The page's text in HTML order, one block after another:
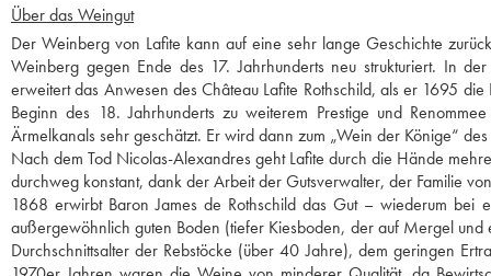
Über das Weingut
Der Weinberg von Lafite kann auf eine sehr lange Geschichte
Weinberg gegen Ende des 17. Jahrhunderts neu strukturiert. In
erweitert das Anwesen des Château Lafite Rothschild, als er 1695
Beginn des 18. Jahrhunderts zu weiterem Prestige und
Ärmelkanals sehr geschätzt. Er wird dann zum „Wein der Könige“
Nach dem Tod Nicolas-Alexandres geht Lafite durch die Hände
durchweg konstant, dank der Arbeit der Gutsverwalter, der Familie
1868 erwirbt Baron James de Rothschild das Gut – wiederum bei
außergewöhnlich guten Boden (tiefer Kiesboden, der auf Mergel und
Durchschnittsalter der Rebstöcke (über 40 Jahre), dem geringen